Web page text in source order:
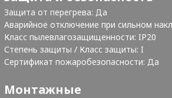
Защита от перегрева: Да
Аварийное отключение при сильном
Класс пылевлагозащищенности: IP20
Степень защиты / Класс защиты: I
Сертификат пожаробезопасности: Да
Монтажные